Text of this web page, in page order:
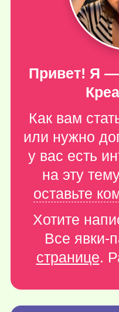
Привет! Я —
Как вам
или нужно
у вас есть
на эту
оставьте
Хотите
Все явки-
странице.